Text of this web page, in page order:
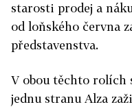
starosti prodej a
od loňského června
představenstva.
V obou těchto rolích
jednu stranu Alza